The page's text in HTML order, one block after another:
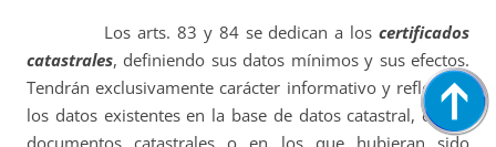
Los arts. 83 y 84 se dedican a los certificados
catastrales, definiendo sus datos mínimos y sus efectos.
Tendrán exclusivamente carácter informativo y reflejarán
los datos existentes en la base de datos catastral, en los